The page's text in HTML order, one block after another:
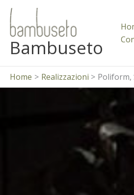
contenuto
Bambuseto
Home Realizzazioni Poliform,